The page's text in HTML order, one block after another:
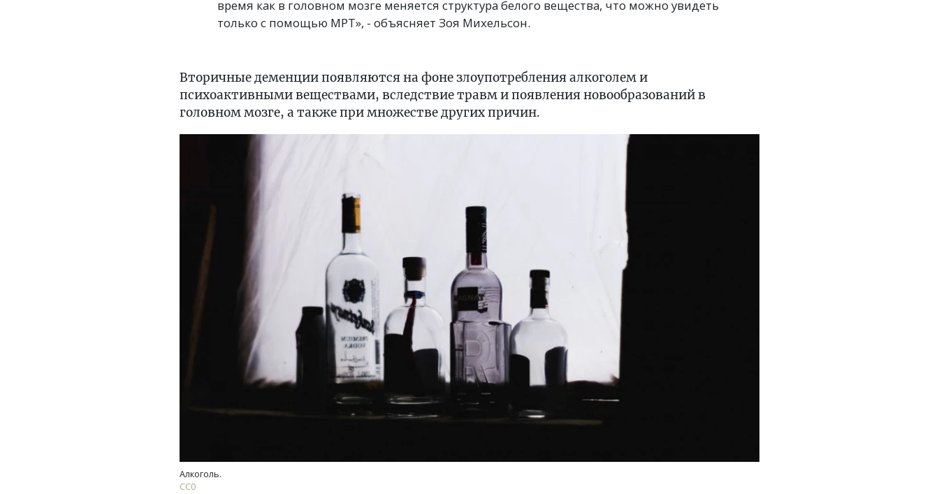
время как в головном мозге меняется структура белого вещества, что можно увидеть
только с помощью МРТ», - объясняет Зоя Михельсон.
Вторичные деменции появляются на фоне злоупотребления алкоголем и
психоактивными веществами, вследствие травм и появления новообразований в
головном мозге, а также при множестве других причин.
Алкоголь.
CC0